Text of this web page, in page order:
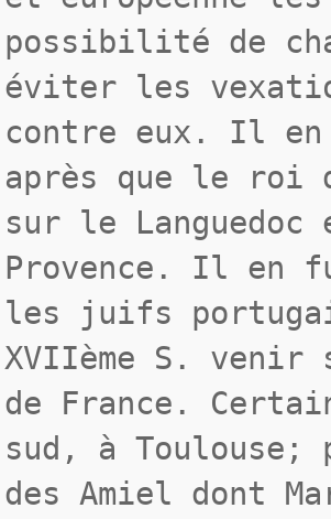
possibilité de
éviter les
contre eux. Il en
après que le roi
sur le
Provence. Il en
les juifs
XVIIème S.
de France.
sud, à
des Amiel dont